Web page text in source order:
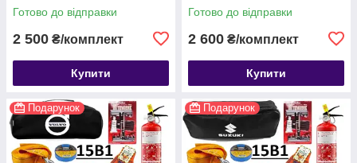
Готово до відправки
2 500 ₴/комплект
Купити
Готово до відправки
2 600 ₴/комплект
Купити
Подарунок Подарунок